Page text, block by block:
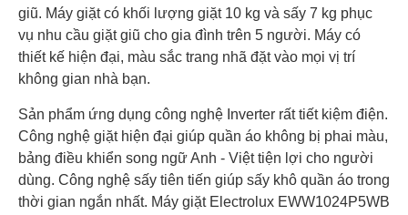
giũ. Máy giặt có khối lượng giặt 10 kg và sấy 7 kg phục
vụ nhu cầu giặt giũ cho gia đình trên 5 người. Máy có
thiết kế hiện đại, màu sắc trang nhã đặt vào mọi vị trí
không gian nhà bạn.
Sản phẩm ứng dụng công nghệ Inverter rất tiết kiệm điện.
Công nghệ giặt hiện đại giúp quần áo không bị phai màu,
bảng điều khiển song ngữ Anh - Việt tiện lợi cho người
dùng. Công nghệ sấy tiên tiến giúp sấy khô quần áo trong
thời gian ngắn nhất. Máy giặt Electrolux EWW1024P5WB